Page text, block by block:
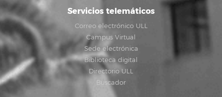
Servicios telemáticos
Correo electrónico ULL
Campus Virtual
Sede electrónica
Biblioteca digital
Directorio ULL
Buscador